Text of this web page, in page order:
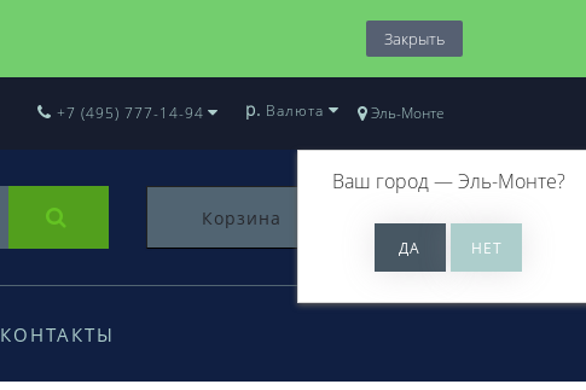
Закрыть
Эль-Монте
Ваш город —Эль-Монте?
+7 (495) 777-14-94 р. Валюта
Корзина 0
КОНТАКТЫ